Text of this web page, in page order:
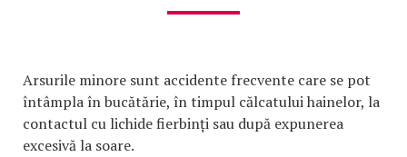
Arsurile minore sunt accidente frecvente care se pot
întâmpla în bucătărie, în timpul călcatului hainelor, la
contactul cu lichide fierbinți sau după expunerea
excesivă la soare.